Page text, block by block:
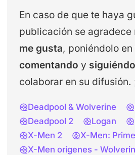
En caso de que te haya
publicación se agradece
me gusta, poniéndolo en
comentandoy
colaborar en su difusión.
Deadpool & Wolverine
Deadpool 2
Logan
X-Men 2
X-Men:
X-Men orígenes -